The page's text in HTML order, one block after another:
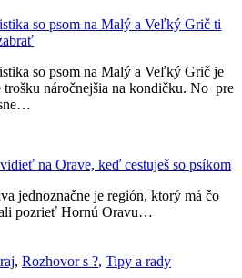
so psom na Malý a Veľký Grič ti
so psom na Malý a Veľký Grič je
trošku náročnejšia na kondičku. No pre
na Orave, keď cestuješ so psíkom
jednoznačne je región, ktorý má čo
pozrieť Hornú Oravu…
, Rozhovor s ?, Tipy a rady